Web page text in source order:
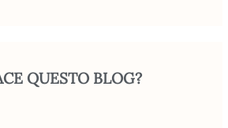
QUESTO BLOG?